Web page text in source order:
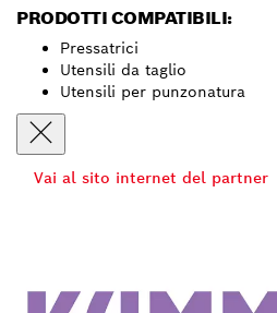
PRODOTTI COMPATIBILI:
Pressatrici
Utensili da taglio
Utensili per punzonatura
Vai al sito internet del partner